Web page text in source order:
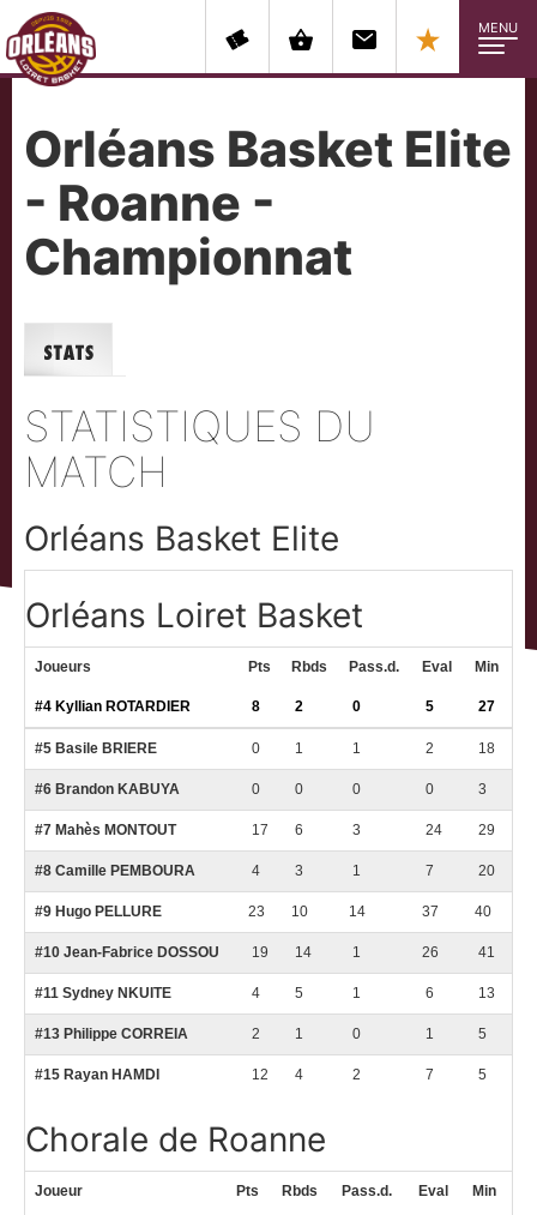
MENU
Orléans Basket Elite
- Roanne -
Championnat
STATISTIQUES DU
MATCH
Orléans Basket Elite
Orléans Loiret Basket
Joueurs Pts Rbds Pass.d. Eval Min
#4 Kyllian ROTARDIER 8 2 0 5 27
#5 Basile BRIERE 0 1 1 2 18
#6 Brandon KABUYA 0 0 0 0 3
#7 Mahès MONTOUT 17 6 3 24 29
#8 Camille PEMBOURA 4 3 1 7 20
#9 Hugo PELLURE 23 10 14 37 40
#10 Jean-Fabrice DOSSOU 19 14 1 26 41
#11 Sydney NKUITE 4 5 1 6 13
#13 Philippe CORREIA 2 1 0 1 5
#15 Rayan HAMDI 12 4 2 7 5
Chorale de Roanne
Joueur Pts Rbds Pass.d. Eval Min